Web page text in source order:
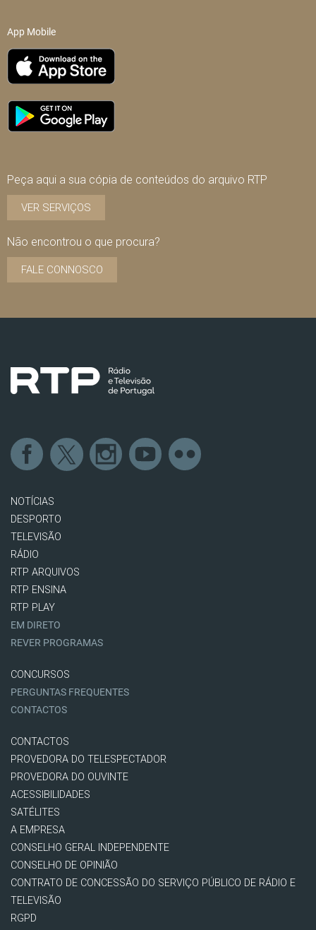
App Mobile
Peça aqui a sua cópia de conteúdos do arquivo RTP
VER SERVIÇOS
Não encontrou o que procura?
FALE CONNOSCO
NOTÍCIAS
DESPORTO
TELEVISÃO
RÁDIO
RTP ARQUIVOS
RTP ENSINA
RTP PLAY
EM DIRETO
REVER PROGRAMAS
CONCURSOS
PERGUNTAS FREQUENTES
CONTACTOS
CONTACTOS
PROVEDORA DO TELESPECTADOR
PROVEDORA DO OUVINTE
ACESSIBILIDADES
SATÉLITES
A EMPRESA
CONSELHO GERAL INDEPENDENTE
CONSELHO DE OPINIÃO
CONTRATO DE CONCESSÃO DO SERVIÇO PÚBLICO DE RÁDIO E
TELEVISÃO
RGPD